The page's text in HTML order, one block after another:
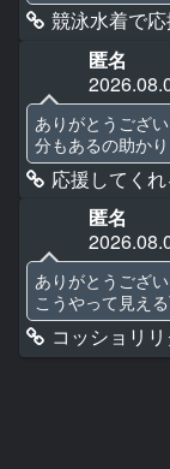
競泳水着で
匿名
ありがとうござ
分もあるの助かり
応援してくれ
匿名
ありがとうござ
こうやって見え
コッショリ